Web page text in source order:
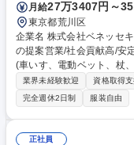
福祉用具レンタル卸で国内
月給27万3407円～
東京都荒川区
企業名 株式会社ベネッセキャリオス 求人名 【荒川】
の提案営業/社会貢献高/安定性・成長性◎ 仕事
(車いす、電動ベット、杖
ービスを利用者している
売のご提案を行っていただきます (例)〇〇さんが歩行が難し
った→車いすやご自宅に手
ません。利用者様に必要
提案等行います ■地域に
業界未経験歓迎 資格取得
完全週休2日制
服装自由
正社員